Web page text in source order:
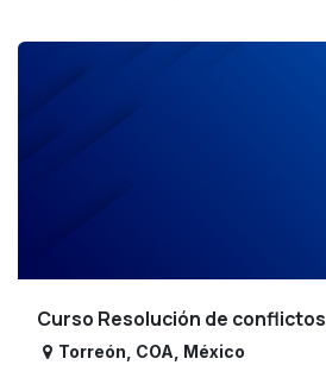
Curso Resolución de conflictos
Torreón COA México